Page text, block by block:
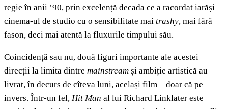
regie în anii ’90, prin excelență decada ce a racordat iarăși
cinema-ul de studio cu o sensibilitate mai trashy, mai fără
fason, deci mai atentă la fluxurile timpului său.
Coincidență sau nu, două figuri importante ale acestei
direcții la limita dintre mainstream și ambiție artistică au
livrat, în decurs de cîteva luni, același film – doar că pe
invers. Într-un fel, Hit Man al lui Richard Linklater este